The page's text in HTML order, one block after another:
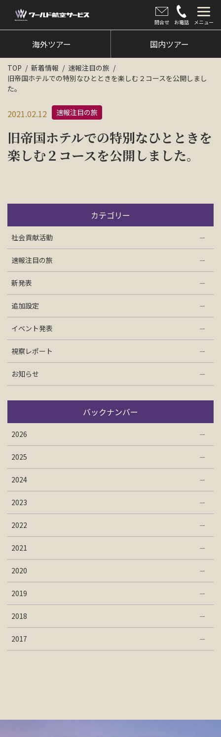
問合せ お電話 メニュー
海外ツアー
国内ツアー
クルーズツアー
ツアー催行状況
旅のひろば
イベント
検索
海外ツアー 国内ツアー
TOP 新着情報
速報注目の旅
旧帝国ホテルでの特別なひとときを楽しむ２コースを公開しまし
た。
2021.02.12 速報注目の旅
旧帝国ホテルでの特別なひとときを
楽しむ２コースを公開しました。
カテゴリー
社会貢献活動
速報注目の旅
新発表
追加設定
イベント発表
視察レポート
お知らせ
バックナンバー
2026
2025
2024
2023
2022
2021
2020
2019
2018
2017